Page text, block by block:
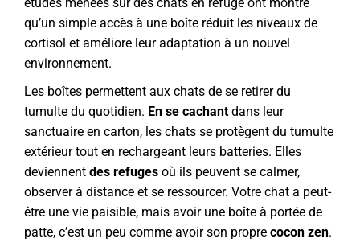
qu’un simple accès à une boîte réduit les niveaux de
cortisol et améliore leur adaptation à un nouvel
environnement.
Les boîtes permettent aux chats de se retirer du
tumulte du quotidien. En se cachant dans leur
sanctuaire en carton, les chats se protègent du tumulte
extérieur tout en rechargeant leurs batteries. Elles
deviennent des refuges où ils peuvent se calmer,
observer à distance et se ressourcer. Votre chat a peut-
être une vie paisible, mais avoir une boîte à portée de
patte, c’est un peu comme avoir son propre cocon zen.